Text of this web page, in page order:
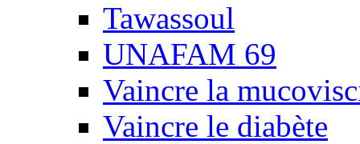
Tawassoul
UNAFAM 69
Vaincre la
Vaincre le diabète